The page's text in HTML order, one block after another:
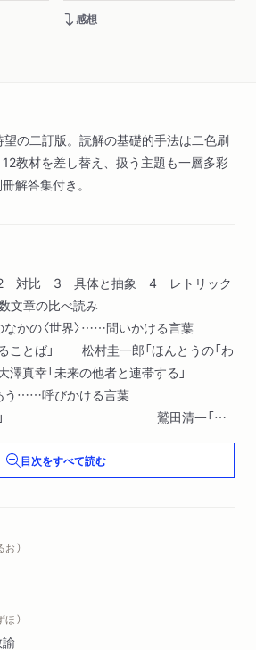
感想
望の二訂版。読解の基礎的手法は二色刷
教材を差し替え、扱う主題も一層多彩
解答集付き。
対比 3 具体と抽象 4 レトリック
なかの〈世界〉……問いかける言葉
郎「ほんとうの「わ
う……呼びかける言葉
「つ
ながりとぬくもり」 芹沢俊介「イノセンス」
第三章 ＡＩと人間……究める言葉
」松田雄馬「人工知能は椅子に座る
……ひろがる言葉
プの世
かれながら」 近内悠太「交換
目次をすべて読む
）
）